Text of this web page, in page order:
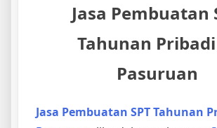
Jasa Pembuatan
Tahunan
Pasuruan
Jasa Pembuatan SPT Tahunan